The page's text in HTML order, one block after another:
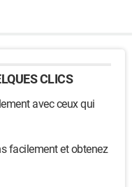
CLICS
avec ceux qui
facilement et obtenez